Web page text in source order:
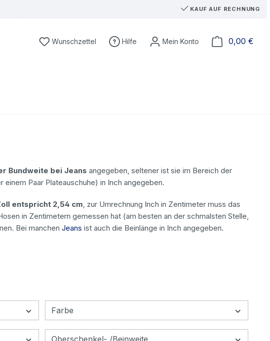
KAUF AUF RECHNUNG
Du hast 0 Produkte auf dem Merkzettel
Wunschzettel Hilfe 0,00 €
Bundweite bei Jeans angegeben, seltener ist sie im Bereich der
Paar Plateauschuhe) in Inch angegeben.
entspricht 2,54 cm , zur Umrechnung Inch in Zentimeter muss das
in Zentimetern gemessen hat (am besten an der schmalsten Stelle,
Bei manchen Jeans ist auch die Beinlänge in Inch angegeben.
Farbe
Oberschenkel- /Beinweite